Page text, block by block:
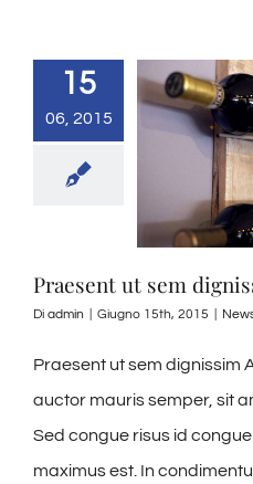
15
06, 2015
Praesent ut sem
Di admin Giugno 15th, 2015
Praesent ut sem dignissim
auctor mauris semper, sit
Sed congue risus id
maximus est. In